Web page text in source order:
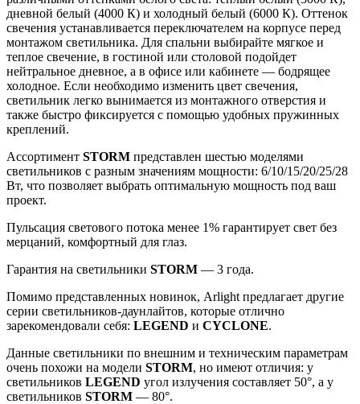
дневной белый (4000 К) и холодный белый (6000 К). Оттенок
свечения устанавливается переключателем на корпусе перед
монтажом светильника. Для спальни выбирайте мягкое и
теплое свечение, в гостиной или столовой подойдет
нейтральное дневное, а в офисе или кабинете — бодрящее
холодное. Если необходимо изменить цвет свечения,
светильник легко вынимается из монтажного отверстия и
также быстро фиксируется с помощью удобных пружинных
креплений.
Ассортимент STORM представлен шестью моделями
светильников с разным значениям мощности: 6/10/15/20/25/28
Вт, что позволяет выбрать оптимальную мощность под ваш
проект.
Пульсация светового потока менее 1% гарантирует свет без
мерцаний, комфортный для глаз.
Гарантия на светильники STORM — 3 года.
Помимо представленных новинок, Arlight предлагает другие
серии светильников-даунлайтов, которые отлично
зарекомендовали себя: LEGEND и CYCLONE.
Данные светильники по внешним и техническим параметрам
очень похожи на модели STORM, но имеют отличия: у
светильников LEGEND угол излучения составляет 50°, а у
светильников STORM — 80°.